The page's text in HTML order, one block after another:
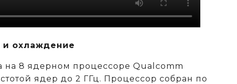
охлаждение
на 8 ядерном процессоре Qualcomm
ядер до 2 ГГц. Процессор собран по